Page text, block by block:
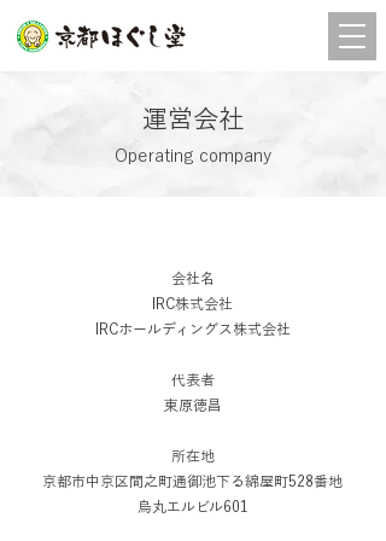
​運営会社
Operating company
会社名
IRC株式会社
IRCホールディングス株式会社
​代表者
東原徳昌
所在地
京都市中京区間之町通御池下る綿屋町528番地
烏丸エルビル601